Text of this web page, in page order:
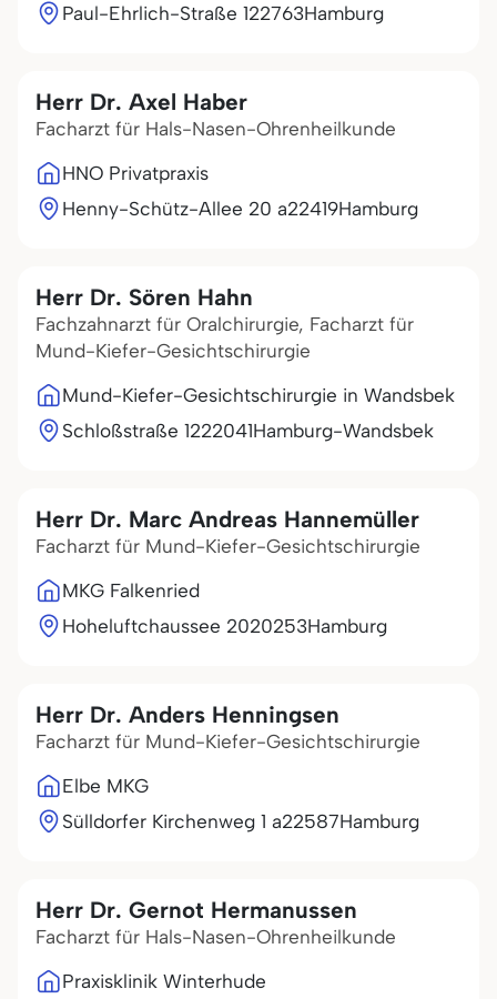
Paul-Ehrlich-Straße 122763Hamburg
Herr Dr. Axel Haber
Facharzt für Hals-Nasen-Ohrenheilkunde
HNO Privatpraxis
Henny-Schütz-Allee 20 a22419Hamburg
Herr Dr. Sören Hahn
Fachzahnarzt für Oralchirurgie, Facharzt für
Mund-Kiefer-Gesichtschirurgie
Mund-Kiefer-Gesichtschirurgie in Wandsbek
Schloßstraße 1222041Hamburg-Wandsbek
Herr Dr. Marc Andreas Hannemüller
Facharzt für Mund-Kiefer-Gesichtschirurgie
MKG Falkenried
Hoheluftchaussee 2020253Hamburg
Herr Dr. Anders Henningsen
Facharzt für Mund-Kiefer-Gesichtschirurgie
Elbe MKG
Sülldorfer Kirchenweg 1 a22587Hamburg
Herr Dr. Gernot Hermanussen
Facharzt für Hals-Nasen-Ohrenheilkunde
Praxisklinik Winterhude